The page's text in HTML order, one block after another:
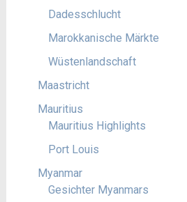
Dadesschlucht
Marokkanische Märkte
Wüstenlandschaft
Maastricht
Mauritius
Mauritius Highlights
Port Louis
Myanmar
Gesichter Myanmars